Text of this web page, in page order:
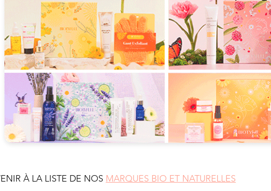
À LA LISTE DE NOS MARQUES BIO ET NATURELLES